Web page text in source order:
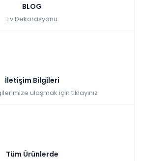
BLOG
Ev Dekorasyonu
İletişim Bilgileri
ulaşmak için tıklayınız
Tüm Ürünlerde